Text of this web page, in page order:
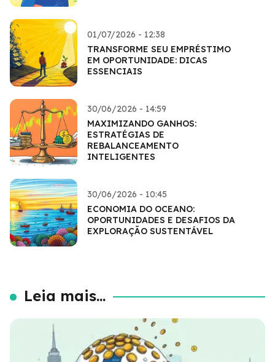
01/07/2026 - 12:38
TRANSFORME SEU EMPRÉSTIMO
EM OPORTUNIDADE: DICAS
ESSENCIAIS
30/06/2026 - 14:59
MAXIMIZANDO GANHOS:
ESTRATÉGIAS DE
REBALANCEAMENTO
INTELIGENTES
30/06/2026 - 10:45
ECONOMIA DO OCEANO:
OPORTUNIDADES E DESAFIOS DA
EXPLORAÇÃO SUSTENTÁVEL
Leia mais...